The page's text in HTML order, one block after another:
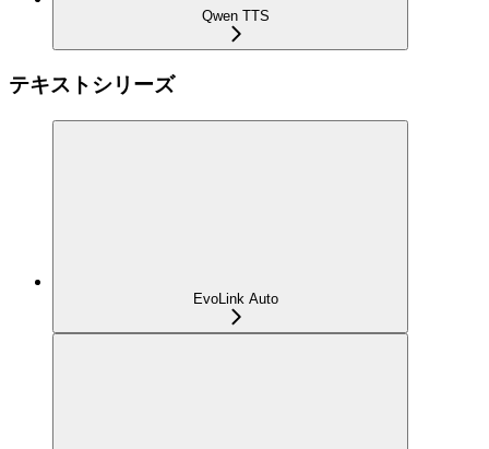
Qwen TTS
テキストシリーズ
EvoLink Auto